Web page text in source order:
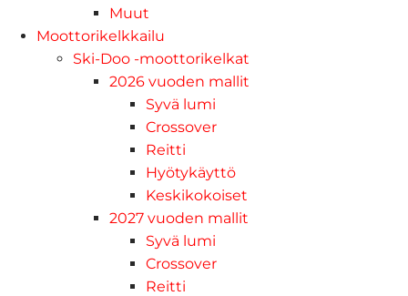
Muut
Moottorikelkkailu
Ski-Doo -moottorikelkat
2026 vuoden mallit
Syvä lumi
Crossover
Reitti
Hyötykäyttö
Keskikokoiset
2027 vuoden mallit
Syvä lumi
Crossover
Reitti